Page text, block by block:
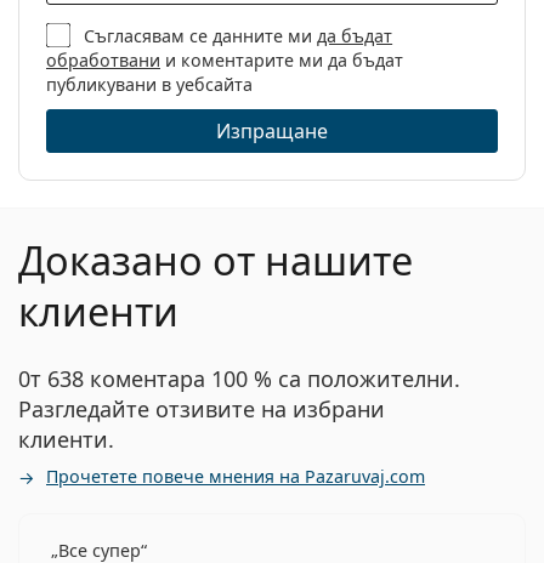
Съгласявам се данните ми да бъдат
обработвани и коментарите ми да бъдат
публикувани в уебсайта
Изпращане
Доказано от нашите
клиенти
0т 638 коментара 100 % са положителни.
Разгледайте отзивите на избрани
клиенти.
Прочетете повече мнения на Pazaruvaj.com
Все супер